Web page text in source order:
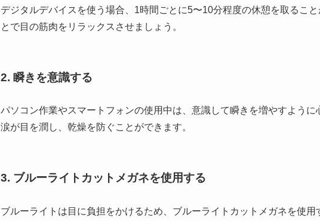
デジタルデバイスを使う場合、1時間ごとに5〜10分程度の休憩を取るこ
とで目の筋肉をリラックスさせましょう。
2. 瞬きを意識する
パソコン作業やスマートフォンの使用中は、意識して瞬きを増やすように
涙が目を潤し、乾燥を防ぐことができます。
3. ブルーライトカットメガネを使用する
ブルーライトは目に負担をかけるため、ブルーライトカットメガネを使